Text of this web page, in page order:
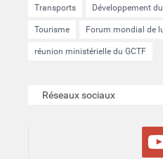
Transports Développement
Tourisme Forum mondial de
réunion ministérielle du GCTF
Réseaux sociaux